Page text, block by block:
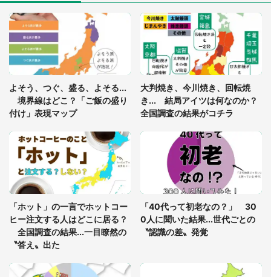
「閉所恐怖症の私は新幹線で大パニック。隣席の青
年に『手を繋いで』とお願いしたら...」 体験談に
8万人感動
グっちゃってた〝野生の野菜〟に6.5万人戦慄
「○○がない街に住んでいます」住人の呟きに30万
人驚がく 何が存在しないか、あなたはわかる？
「修学旅行に途中参加する娘を送って行ったら、真
っ暗な道で遭難状態。なんとか見つけた民家に助け
を求めると、住人の男性が...」
よそう、つぐ、盛る、よそる...
境界線はどこ？「ご飯の盛り
付け」表現マップ
大判焼き、今川焼き、回転焼
き... 結局アイツは何なのか？
全国調査の結果がコチラ
「ホット」の一言でホットコー
ヒー注文する人はどこに居る？
全国調査の結果...一目瞭然の
〝答え〟出た
「40代って初老なの？」 30
0人に聞いた結果...世代ごとの
〝認識の差〟発覚